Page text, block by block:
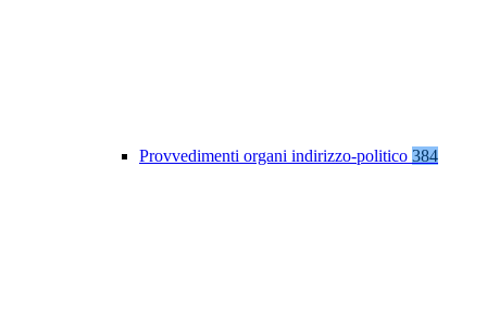
Provvedimenti organi indirizzo-politico 384